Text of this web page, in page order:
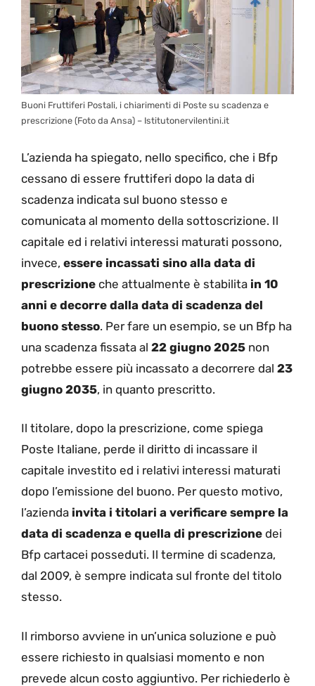
Buoni Fruttiferi Postali, i chiarimenti di Poste su scadenza e
prescrizione (Foto da Ansa) – Istitutonervilentini.it
L’azienda ha spiegato, nello specifico, che i Bfp
cessano di essere fruttiferi dopo la data di
scadenza indicata sul buono stesso e
comunicata al momento della sottoscrizione. Il
capitale ed i relativi interessi maturati possono,
invece, essere incassati sino alla data di
prescrizione che attualmente è stabilita in 10
anni e decorre dalla data di scadenza del
buono stesso. Per fare un esempio, se un Bfp ha
una scadenza fissata al 22 giugno 2025 non
potrebbe essere più incassato a decorrere dal 23
giugno 2035, in quanto prescritto.
Il titolare, dopo la prescrizione, come spiega
Poste Italiane, perde il diritto di incassare il
capitale investito ed i relativi interessi maturati
dopo l’emissione del buono. Per questo motivo,
l’azienda invita i titolari a verificare sempre la
data di scadenza e quella di prescrizione dei
Bfp cartacei posseduti. Il termine di scadenza,
dal 2009, è sempre indicata sul fronte del titolo
stesso.
Il rimborso avviene in un’unica soluzione e può
essere richiesto in qualsiasi momento e non
prevede alcun costo aggiuntivo. Per richiederlo è